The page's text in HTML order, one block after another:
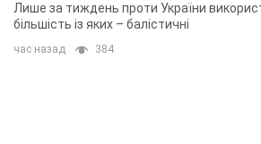
Лише за тиждень проти України
більшість із яких – балістичні
час назад 384